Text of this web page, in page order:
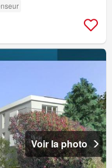
Voir la photo